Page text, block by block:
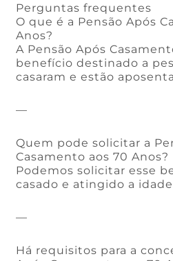
Perguntas frequentes
O que é a Pensão Após
Anos?
A Pensão Após
benefício destinado a
casaram e estão
—
Quem pode solicitar a
Casamento aos 70 Anos?
Podemos solicitar esse
casado e atingido a
—
Há requisitos para a